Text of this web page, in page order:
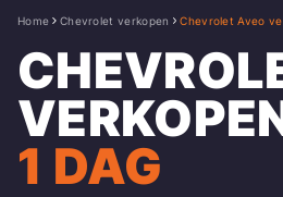
Home Chevrolet verkopen Chevrolet Aveo
1 DAG